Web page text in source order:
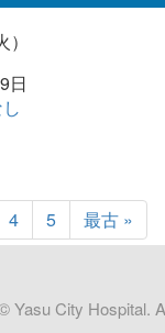
日
4 5 最古 »
Yasu City Hospital.